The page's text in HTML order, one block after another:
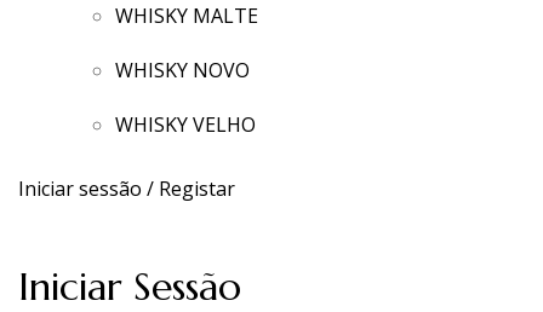
WHISKY MALTE
WHISKY NOVO
WHISKY VELHO
Iniciar sessão / Registar
Iniciar Sessão